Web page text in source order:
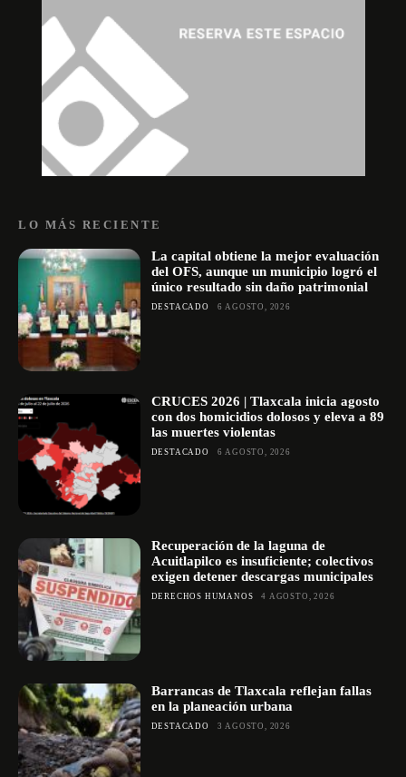
LO MÁS RECIENTE
La capital obtiene la mejor evaluación
del OFS, aunque un municipio logró el
único resultado sin daño patrimonial
DESTACADO 6 AGOSTO, 2026
CRUCES 2026 | Tlaxcala inicia agosto
con dos homicidios dolosos y eleva a 89
las muertes violentas
DESTACADO 6 AGOSTO, 2026
Recuperación de la laguna de
Acuitlapilco es insuficiente; colectivos
exigen detener descargas municipales
DERECHOS HUMANOS 4 AGOSTO, 2026
Barrancas de Tlaxcala reflejan fallas
en la planeación urbana
DESTACADO 3 AGOSTO, 2026